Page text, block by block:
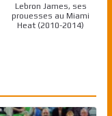
Lebron James, ses
prouesses au Miami
Heat (2010-2014)